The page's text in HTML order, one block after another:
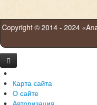
Copyright © 2014 - 2024
Карта сайта
О сайте
Авторизация